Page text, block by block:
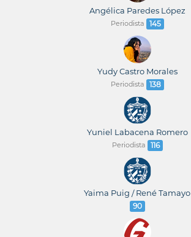
Angélica Paredes López
Periodista 145
Yudy Castro Morales
Periodista 138
Yuniel Labacena Romero
Periodista 116
Yaima Puig / René Tamayo
90